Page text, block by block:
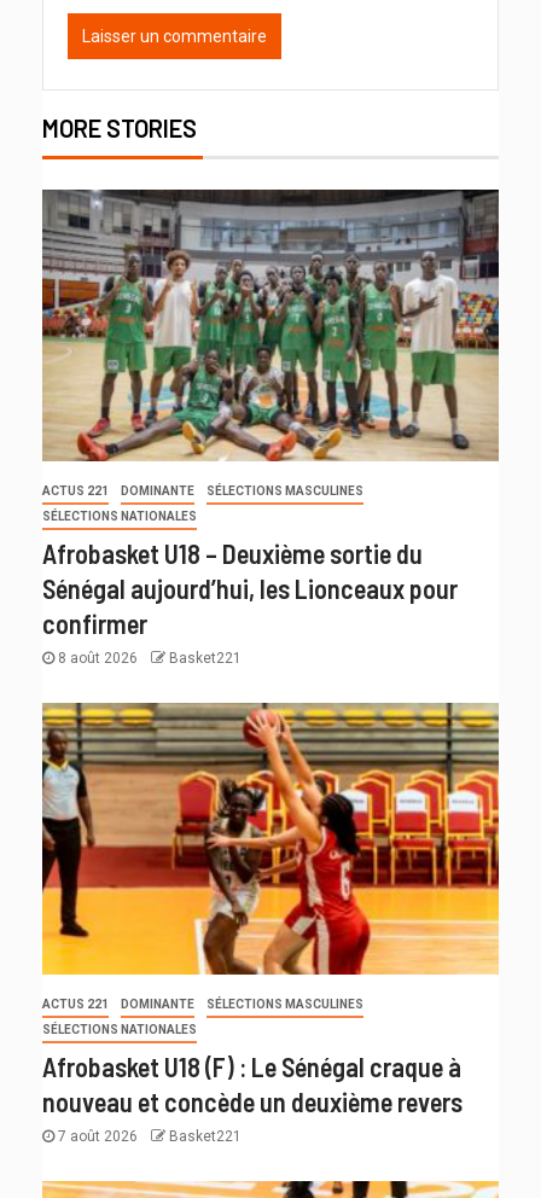
MORE STORIES
ACTUS 221 DOMINANTE
SÉLECTIONS MASCULINES
SÉLECTIONS NATIONALES
Afrobasket U18 – Deuxième sortie du
Sénégal aujourd’hui, les Lionceaux pour
confirmer
8 août 2026 Basket221
ACTUS 221 DOMINANTE
SÉLECTIONS MASCULINES
SÉLECTIONS NATIONALES
Afrobasket U18 (F) : Le Sénégal craque à
nouveau et concède un deuxième revers
7 août 2026 Basket221